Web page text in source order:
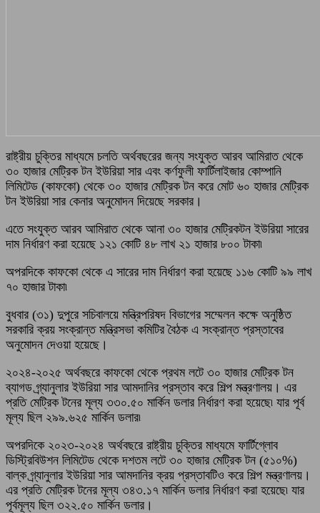
রাষ্ট্রীয় চুক্তির মাধ্যমে চলতি অর্থবছরের জন্য সংযুক্ত আরব আমিরাত থেকে
৩০ হাজার মেট্রিক টন ইউরিয়া সার এবং কর্ণফুলী ফার্টিলাইজার কোম্পানি
লিমিটেড (কাফকো) থেকে ৩০ হাজার মেট্রিক টন করে মোট ৬০ হাজার মেট্রিক
টন ইউরিয়া সার কেনার অনুমোদন দিয়েছে সরকার।
এতে সংযুক্ত আরব আমিরাত থেকে আনা ৩০ হাজার মেট্রিকটন ইউরিয়া সারের
দাম নির্ধারণ করা হয়েছে ১২১ কোটি ৪৮ লাখ ২১ হাজার ৮০০ টাকা৷
অপরদিকে কাফকো থেকে এ সারের দাম নির্ধারণ করা হয়েছে ১১৬ কোটি ৯৯ লাখ
৭০ হাজার টাকা৷
বুধবার (৩১) দুপুরে সচিবালয়ে মন্ত্রিপরিষদ বিভাগের সম্মেলন কক্ষে অনুষ্ঠিত
সরকারি ক্রয় সংক্রান্ত মন্ত্রিসভা কমিটির বৈঠক এ সংক্রান্ত প্রস্তাবের
অনুমোদন দেওয়া হয়েছে।
২০২৪-২০২৫ অর্থবছরে কাফকো থেকে প্রথম লটে ৩০ হাজার মেট্রিক টন
ব্যাগড গ্র্যানুলার ইউরিয়া সার আমদানির প্রস্তাব করে শিল্প মন্ত্রণালয়। এর
প্রতি মেট্রিক টনের মূল্য ৩৩০.৫০ মার্কিন ডলার নির্ধারণ করা হয়েছে৷ যার পূর্ব
মূল্য ছিল ২৯৯.৬২৫ মার্কিন ডলার৷
অপরদিকে ২০২৩-২০২৪ অর্থবছরে রাষ্ট্রীয় চুক্তির মাধ্যমে ফার্টিগ্লোব
ডিস্ট্রিবিউশন লিমিটেড থেকে দশতম লটে ৩০ হাজার মেট্রিক টন (৫১০%)
বাল্ক গ্র্যানুলার ইউরিয়া সার আমদানির ক্রয় প্রস্তাবটিও করে শিল্প মন্ত্রণালয়।
এর প্রতি মেট্রিক টনের মূল্য ৩৪৩.১৭ মার্কিন ডলার নির্ধারণ করা হয়েছে৷ যার
পূর্বমূল্য ছিল ৩২২.৫০ মার্কিন ডলার।